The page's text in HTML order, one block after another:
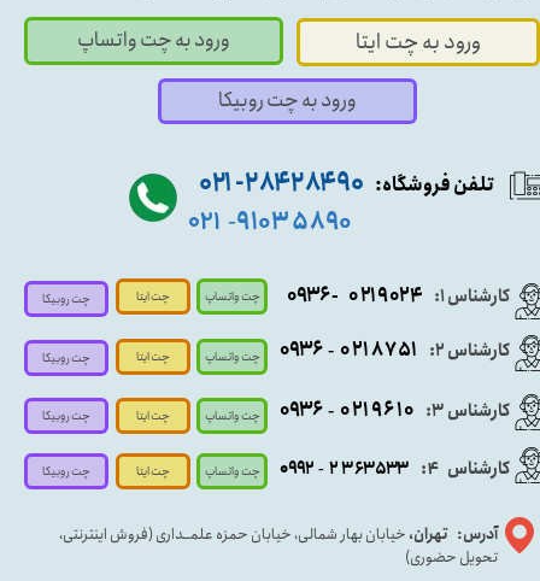
کارشناس ۱: ۰۲۱۹۰۲۴ - ۰۹۳۶
آدرس: تهران، خیابان بهار شمالی، خیابان حمزه علمــداری (فروش اینترنتی،
تحویل حضوری)
ورود به چت ایتا ورود به چت واتساپ
تلفن فروشگاه: ۹۰ ۲۸۴ ۲۸۴- ۰۲۱
۵۸۹۰ ۹۱۰۳ -۰۲۱
کارشناس ۳: ۰۲۱۹۶۱۰ -۰۹۳۶
کارشناس ۲: ۰۲۱۸۷۵۱ - ۰۹۳۶
ورود به چت روبیکا
کارشناس 4
: ۲۳۶۳۵۳۳ - ۰۹۹۲
چت واتساپ
چت واتساپ
چت واتساپ
چت واتساپ
چت ایتا
چت ایتا
چت ایتا
چت ایتا
چت روبیکا
چت روبیکا
چت روبیکا
چت روبیکا